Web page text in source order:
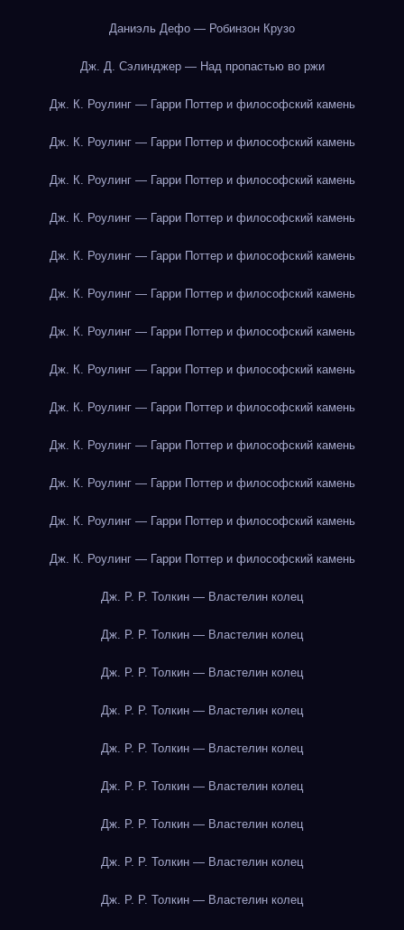
Даниэль Дефо — Робинзон Крузо
Дж. Д. Сэлинджер — Над пропастью во ржи
Дж. К. Роулинг — Гарри Поттер и философский камень
Дж. К. Роулинг — Гарри Поттер и философский камень
Дж. К. Роулинг — Гарри Поттер и философский камень
Дж. К. Роулинг — Гарри Поттер и философский камень
Дж. К. Роулинг — Гарри Поттер и философский камень
Дж. К. Роулинг — Гарри Поттер и философский камень
Дж. К. Роулинг — Гарри Поттер и философский камень
Дж. К. Роулинг — Гарри Поттер и философский камень
Дж. К. Роулинг — Гарри Поттер и философский камень
Дж. К. Роулинг — Гарри Поттер и философский камень
Дж. К. Роулинг — Гарри Поттер и философский камень
Дж. К. Роулинг — Гарри Поттер и философский камень
Дж. К. Роулинг — Гарри Поттер и философский камень
Дж. Р. Р. Толкин — Властелин колец
Дж. Р. Р. Толкин — Властелин колец
Дж. Р. Р. Толкин — Властелин колец
Дж. Р. Р. Толкин — Властелин колец
Дж. Р. Р. Толкин — Властелин колец
Дж. Р. Р. Толкин — Властелин колец
Дж. Р. Р. Толкин — Властелин колец
Дж. Р. Р. Толкин — Властелин колец
Дж. Р. Р. Толкин — Властелин колец